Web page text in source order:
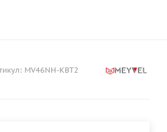
MV46NH-KBT2